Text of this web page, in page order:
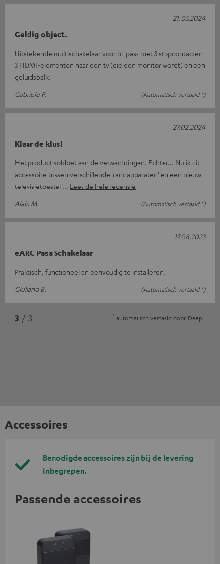
Geldig object.
Uitstekende multischakelaar voor bi-pass met 3 stopcontacten
3 HDMI-elementen naar een tv (die een monitor wordt) en een
geluidsbalk.
Gabriele P.
(Automatisch vertaald *)
21.05.2024
Klaar de klus!
Het product voldoet aan de verwachtingen. Echter... Nu ik dit
accessoire tussen verschillende 'randapparaten' en een nieuw
televisietoestel
Lees de hele recensie
Alain M.
(Automatisch vertaald *)
27.02.2024
eARC Pasa Schakelaar
Praktisch, functioneel en eenvoudig te installeren.
Giuliano B.
(Automatisch vertaald *)
17.08.2023
3 / 3 * automatisch vertaald door DeepL
Accessoires
Benodigde accessoires zijn bij de levering
inbegrepen.
Passende accessoires